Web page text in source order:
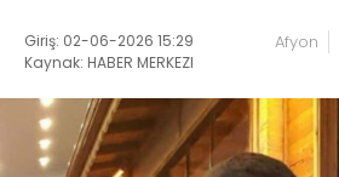
Giriş: 02-06-2026 15:29
Kaynak: HABER MERKEZI
Afyon